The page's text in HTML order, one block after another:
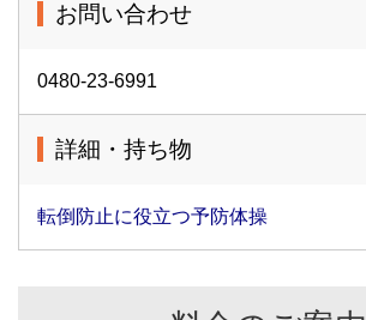
お問い合わせ
0480-23-6991
詳細・持ち物
転倒防止に役立つ予防体操